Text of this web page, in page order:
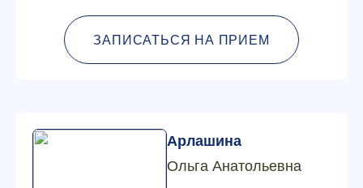
ЗАПИСАТЬСЯ НА ПРИЕМ
Арлашина
Ольга Анатольевна